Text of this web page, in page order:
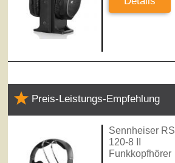
Preis-Leistungs-Empfehlung
Sennheiser RS
120-8 II
Funkkopfhörer